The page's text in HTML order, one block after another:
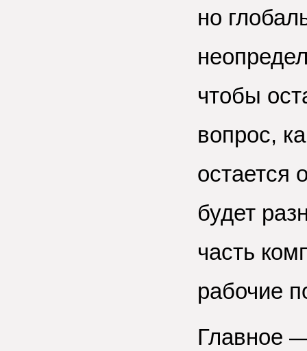
но
чтобы
вопрос,
остается
будет
часть
рабочие
Главное